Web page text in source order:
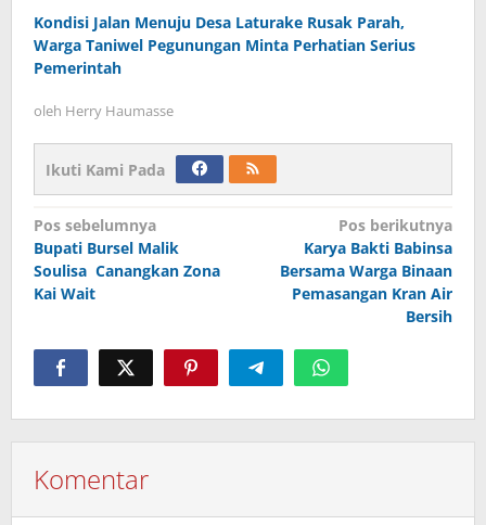
Kondisi Jalan Menuju Desa Laturake Rusak Parah,
Warga Taniwel Pegunungan Minta Perhatian Serius
Pemerintah
oleh Herry Haumasse
Ikuti Kami Pada
Navigasi
pos
Pos sebelumnya
Bupati Bursel Malik
Soulisa Canangkan Zona
Kai Wait
Pos berikutnya
Karya Bakti Babinsa
Bersama Warga Binaan
Pemasangan Kran Air
Bersih
Komentar